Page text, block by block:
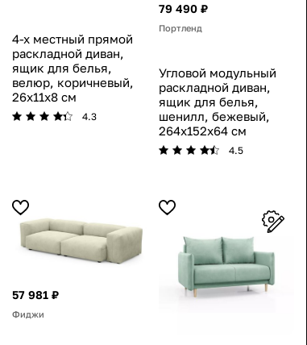
4-х местный прямой
раскладной диван,
ящик для белья,
велюр, коричневый,
26x11x8 см
4.3
79 490 ₽
Портленд
Угловой модульный
раскладной диван,
ящик для белья,
шенилл, бежевый,
264x152x64 см
4.5
57 981 ₽
Фиджи